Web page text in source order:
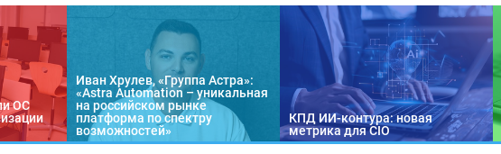
ОС
Иван Хрулев, «Группа Астра»:
«Astra Automation – уникальная
на российском рынке
платформа по спектру
возможностей»
КПД ИИ-контура: новая
метрика для CIO